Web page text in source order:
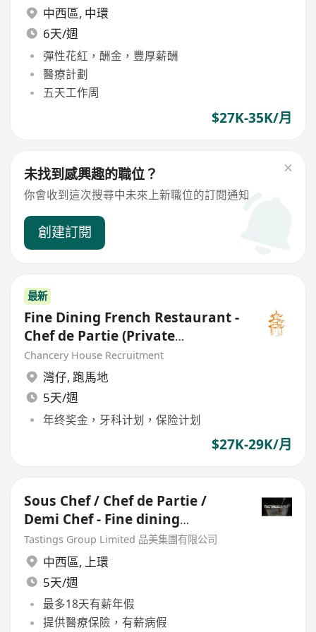
中西區, 中環
6天/週
彈性花紅，酬金，豐厚薪酬
醫療計劃
五天工作周
$27K-35K/月
未找到感興趣的職位？
你會收到這次搜尋中未來上新職位的訂閱通知
創建訂閱
最新
Fine Dining French Restaurant -
Chef de Partie (Private
Member's Club)
Chancery House Recruitment
灣仔, 跑馬地
5天/週
年终奖金，牙科计划，保险计划
$27K-29K/月
Sous Chef / Chef de Partie /
Demi Chef - Fine dining
Restaurant
Tastings Group Limited 品美集團有限公司
中西區, 上環
5天/週
最多18天有薪年假
提供醫療保險，有薪病假